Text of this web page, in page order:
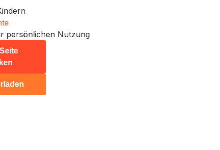
persönlichen Nutzung